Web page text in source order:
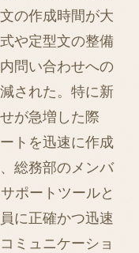
の作成時間が大
や定型文の整備
問い合わせへの
された。特に新
が急増した際
トを迅速に作成
総務部のメンバ
ポートツールと
に正確かつ迅速
ミュニケーショ